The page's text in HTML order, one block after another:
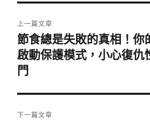
章
導
覽
上一篇文章
上
一
篇
章:
節食總是失敗的真相！你
啟動保護模式，小心復仇
門
下一篇文章